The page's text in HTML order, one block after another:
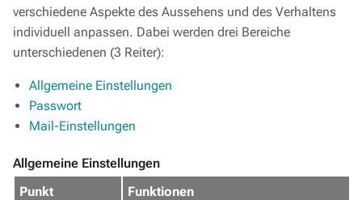
verschiedene Aspekte des Aussehens und des Verhaltens
individuell anpassen. Dabei werden drei Bereiche
unterschiedenen (3 Reiter):
Allgemeine Einstellungen
Passwort
Mail-Einstellungen
Allgemeine Einstellungen
Punkt
Funktionen